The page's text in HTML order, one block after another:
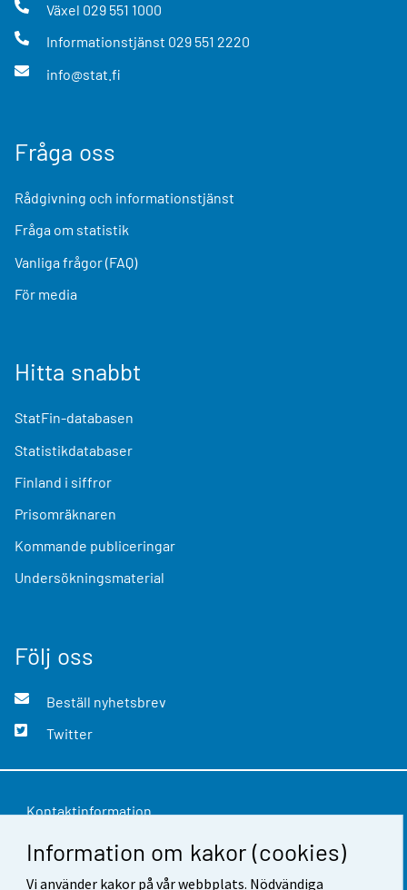
Information om kakor (cookies)
Vi använder kakor på vår webbplats. Nödvändiga
Växel 029 551 1000
Informationstjänst 029 551 2220
info@stat.fi
Fråga oss
Rådgivning och informationstjänst
Fråga om statistik
Vanliga frågor (FAQ)
För media
Hitta snabbt
StatFin-databasen
Statistikdatabaser
Finland i siffror
Prisomräknaren
Kommande publiceringar
Undersökningsmaterial
Följ oss
Beställ nyhetsbrev
Twitter
Kontaktinformation
Respons
Användarvillkor